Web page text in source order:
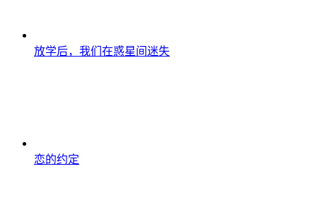
放学后，我们在惑星间迷失
恋的约定